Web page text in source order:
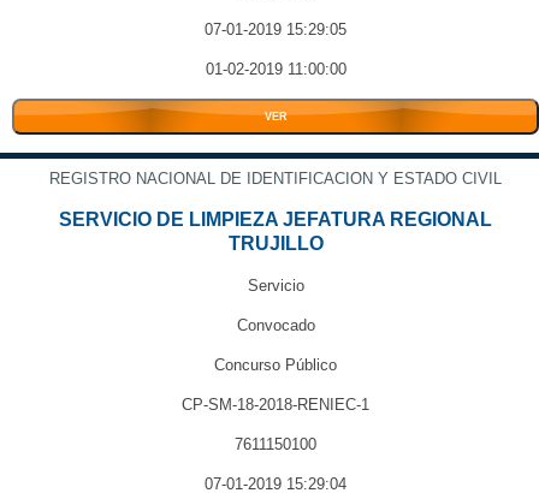
07-01-2019 15:29:05
01-02-2019 11:00:00
VER
REGISTRO NACIONAL DE IDENTIFICACION Y ESTADO CIVIL
SERVICIO DE LIMPIEZA JEFATURA REGIONAL
TRUJILLO
Servicio
Convocado
Concurso Público
CP-SM-18-2018-RENIEC-1
7611150100
07-01-2019 15:29:04